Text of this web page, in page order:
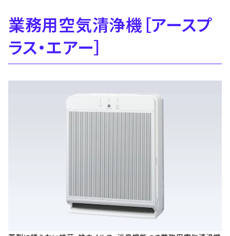
業務用空気清浄機［アースプ
ラス・エアー］